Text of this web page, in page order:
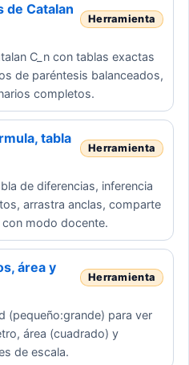
de Catalan
C_n con tablas exactas
de paréntesis balanceados,
completos.
tabla
de diferencias, inferencia
arrastra anclas, comparte
con modo docente.
área y
(pequeño:grande) para ver
área (cuadrado) y
de escala.